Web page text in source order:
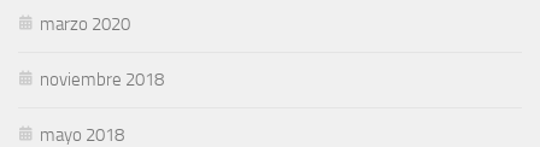
marzo 2020
noviembre 2018
mayo 2018